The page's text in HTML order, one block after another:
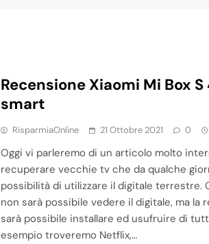
Recensione Xiaomi Mi Box
smart
RisparmiaOnline 21 Ottobre 2021 0
Oggi vi parleremo di un articolo molto
recuperare vecchie tv che da qualche
possibilità di utilizzare il digitale terrestre.
non sarà possibile vedere il digitale, ma la
sarà possibile installare ed usufruire di
esempio troveremo Netflix,…